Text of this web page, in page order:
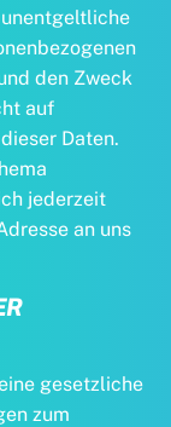
den Zweck
auf
Daten.
jederzeit
an uns
gesetzliche
zum